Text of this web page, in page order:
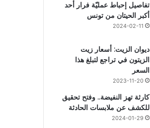
تفاصيل إحباط عمليّة فرار أحد
أكبر الحيتان من تونس
2024-02-11
ديوان الزيت: أسعار زيت
الزيتون في تراجع لتبلغ هذا
السعر
2023-11-20
كارثة تهز النفيضة.. وفتح تحقيق
للكشف عن ملابسات الحادثة
2024-01-29